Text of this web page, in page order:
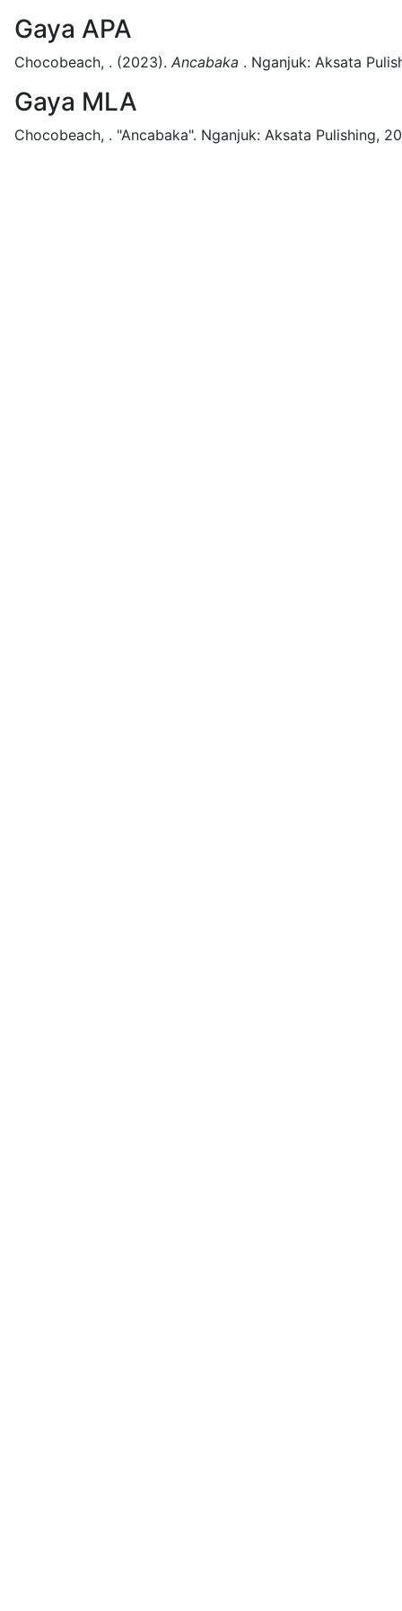
Gaya APA
Chocobeach, . (2023). Ancabaka . Nganjuk: Aksata
Gaya MLA
Chocobeach, . "Ancabaka". Nganjuk: Aksata Pulishing,